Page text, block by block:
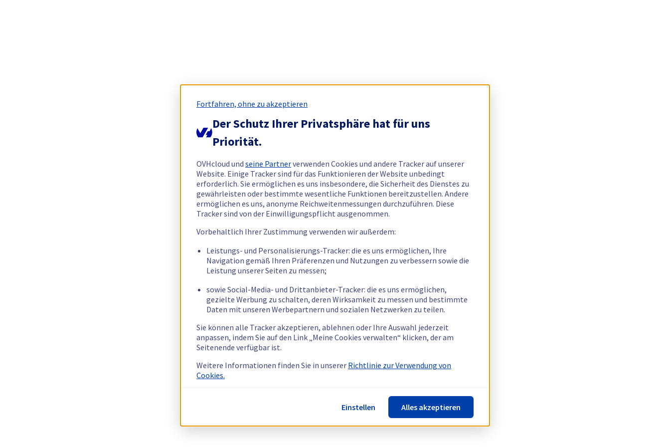
Fortfahren, ohne zu akzeptieren
Der Schutz Ihrer Privatsphäre hat für uns
Priorität.
OVHcloud und seine Partnerverwenden Cookies und andere Tracker auf unserer
Website. Einige Tracker sind für das Funktionieren der Website unbedingt
erforderlich. Sie ermöglichen es uns insbesondere, die Sicherheit des Dienstes zu
gewährleisten oder bestimmte wesentliche Funktionen bereitzustellen. Andere
ermöglichen es uns, anonyme Reichweitenmessungen durchzuführen. Diese
Tracker sind von der Einwilligungspflicht ausgenommen.
Vorbehaltlich Ihrer Zustimmung verwenden wir außerdem:
Leistungs- und Personalisierungs-Tracker: die es uns ermöglichen, Ihre
Navigation gemäß Ihren Präferenzen und Nutzungen zu verbessern sowie die
Leistung unserer Seiten zu messen;
sowie Social-Media- und Drittanbieter-Tracker: die es uns ermöglichen,
gezielte Werbung zu schalten, deren Wirksamkeit zu messen und bestimmte
Daten mit unseren Werbepartnern und sozialen Netzwerken zu teilen.
Sie können alle Tracker akzeptieren, ablehnen oder Ihre Auswahl jederzeit
anpassen, indem Sie auf den Link „Meine Cookies verwalten“ klicken, der am
Seitenende verfügbar ist.
Weitere Informationen finden Sie in unserer Richtlinie zur Verwendung von
Cookies.
Einstellen Alles akzeptieren